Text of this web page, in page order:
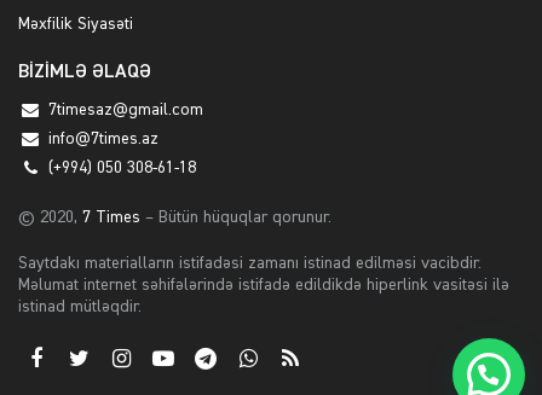
Məxfilik Siyasəti
BİZİMLƏ ƏLAQƏ
7timesaz@gmail.com
info@7times.az
(+994) 050 308-61-18
© 2020, 7 Times – Bütün hüquqlar qorunur.
Saytdakı materialların istifadəsi zamanı istinad edilməsi vacibdir.
Məlumat internet səhifələrində istifadə edildikdə hiperlink vasitəsi ilə
istinad mütləqdir.